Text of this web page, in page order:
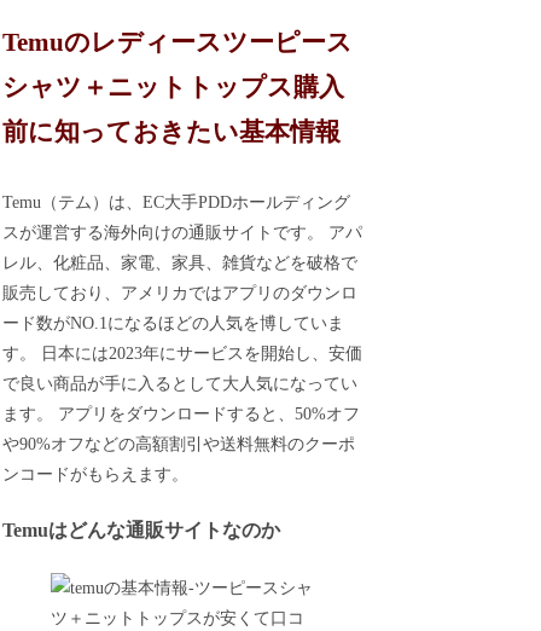
Temuのレディースツーピース
シャツ＋ニットトップス購入
前に知っておきたい基本情報
Temu（テム）は、EC大手PDDホールディング
スが運営する海外向けの通販サイトです。 アパ
レル、化粧品、家電、家具、雑貨などを破格で
販売しており、アメリカではアプリのダウンロ
ード数がNO.1になるほどの人気を博していま
す。 日本には2023年にサービスを開始し、安価
で良い商品が手に入るとして大人気になってい
ます。 アプリをダウンロードすると、50%オフ
や90%オフなどの高額割引や送料無料のクーポ
ンコードがもらえます。
Temuはどんな通販サイトなのか